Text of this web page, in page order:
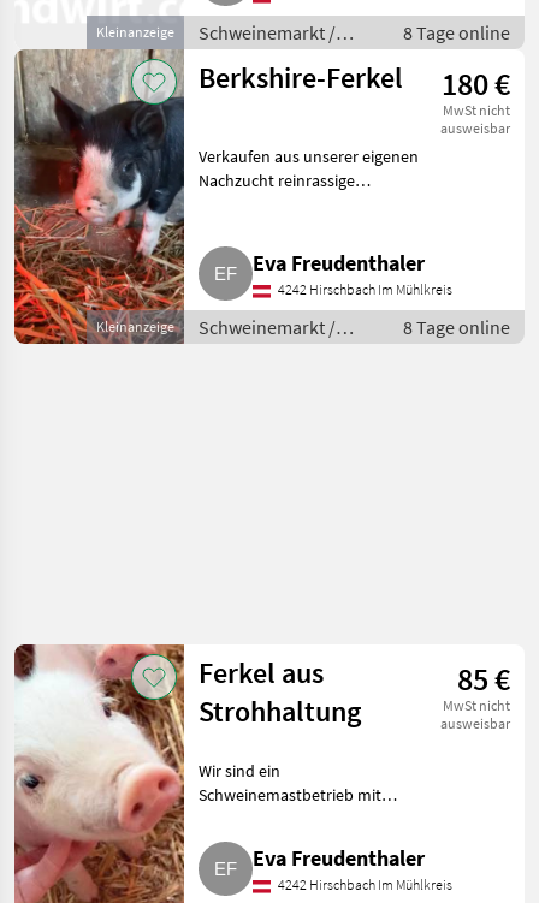
Kleinanzeige
Schweinemarkt /
Schweinemarkt
8 Tage online
Kleinanzeige
Berkshire-Ferkel 180 €
MwSt nicht
ausweisbar
Verkaufen aus unserer eigenen
Nachzucht reinrassige
Interesse einfach melden.
Schweinemarkt Schweinemarkt
Eva Freudenthaler
4242 Hirschbach Im Mühlkreis
Schweinemarkt /
Schweinemarkt
8 Tage online
Ferkel aus
Strohhaltung
85 €
MwSt nicht
ausweisbar
Wir sind ein
Schweinemastbetrieb mit
verkaufen laufend aus unserer
eigenen Nachzucht Ferkel. Die
Ferkel sind F1 gekreuzt mit
Eva Freudenthaler
4242 Hirschbach Im Mühlkreis